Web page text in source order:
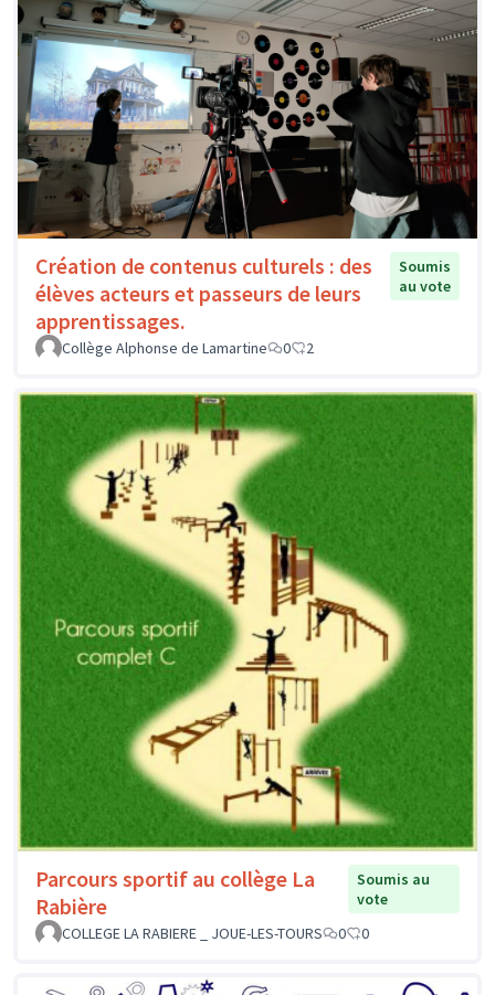
Création de contenus culturels : des
élèves acteurs et passeurs de leurs
apprentissages.
Soumis
au vote
Collège Alphonse de Lamartine 0 2
Parcours sportif au collège La
Rabière
Soumis au
vote
COLLEGE LA RABIERE _ JOUE-LES-TOURS
0 0